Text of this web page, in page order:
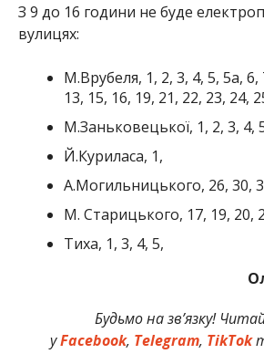
З 9 до 16 години не буде
вулицях:
М.Врубеля, 1, 2, 3, 4, 5, 5а, 6,
13, 15, 16, 19, 21, 22, 23, 24,
М.Заньковецької, 1, 2, 3, 4,
Й.Куриласа, 1,
А.Могильницького, 26, 30,
М. Старицького, 17, 19, 20,
Тиха, 1, 3, 4, 5,
Будьмо на зв’язку!
уFacebook, Telegram, TikTok